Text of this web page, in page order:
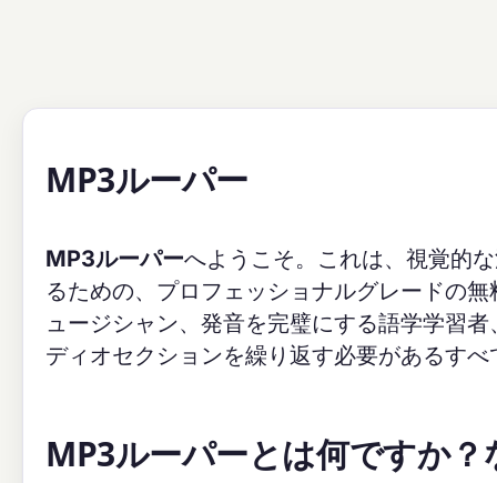
MP3ルーパー
MP3ルーパーへようこそ。これは、視覚的
るための、プロフェッショナルグレードの
ュージシャン、発音を完璧にする語学学習
ディオセクションを繰り返す必要があるす
MP3ルーパーとは何ですか